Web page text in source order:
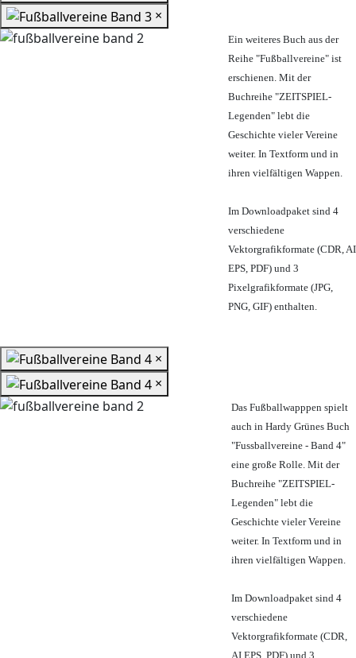
×
Ein weiteres Buch aus der
Reihe "Fußballvereine" ist
erschienen. Mit der
Buchreihe "ZEITSPIEL-
Legenden" lebt die
Geschichte vieler Vereine
weiter. In Textform und in
ihren vielfältigen Wappen.
Im Downloadpaket sind 4
verschiedene
Vektorgrafikformate (CDR, AI
EPS, PDF) und 3
Pixelgrafikformate (JPG,
PNG, GIF) enthalten.
×
×
Das Fußballwapppen spielt
auch in Hardy Grünes Buch
"Fussballvereine - Band 4"
eine große Rolle. Mit der
Buchreihe "ZEITSPIEL-
Legenden" lebt die
Geschichte vieler Vereine
weiter. In Textform und in
ihren vielfältigen Wappen.
Im Downloadpaket sind 4
verschiedene
Vektorgrafikformate (CDR,
AI EPS, PDF) und 3